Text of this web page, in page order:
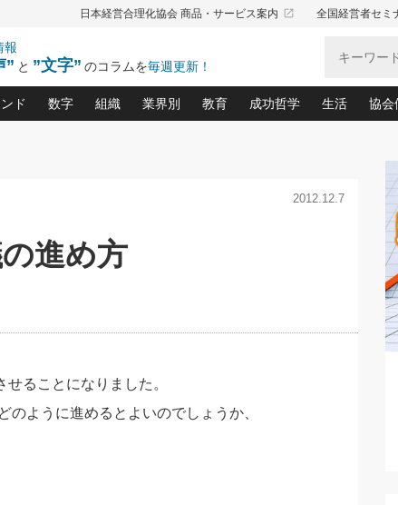
日本経営合理化協会 商品・サービス案内 launch 全国経営者セミ
報
” と ”文字” のコラムを毎週更新！
【追悼
える経
見明氏）
極意
きたい、知っておきたい、やってお
グジバチの『経営戦略の新常識』(12)
いしたいと思われる「一流の仕事術」(28)
哲学(100)
ド
森の「今月のヒット商品」(109)
数字
おカネが残る決算書にするために、やっておきたいこと(34)
会社を守り抜くための緊急対策(100)
強い決算書の会社はココが違う！(36)
賢い社長の「経理財務の見どころ・勘どころ・ツッコミどこ
ろ」(149)
組織
職場の生産性を下げるハラスメントの予防策(10)
賃金決定の定石(68)
顧客・社員・社会から支持される「ウェルビーイ
業界別
大久保一彦の“流行る”お店の仕組みづくり
教育
あなただからお願いしたいと思
クレーム対応 実践マニュアル
クレーム対応の新知識と新常識
デキル社員に育てる！ 社員教育
東川鷹年の「中小企業の人育て
社長のための“全員営業”(30)
成功哲学
中国哲学に学ぶ 不況は
令和時代の「社長の人
先人の名句名言の教え
渡部昇一の「日本の指
経営に活かす“十八史略
生活
おのころ
(50)
デジタル
リーダー
ワインを
必読！社
眼と耳で
社長の「氣
米国スポ
高橋一喜
協会
「
経
(7)
2012.12.7
進め方
ることになりました。
ように進めるとよいのでしょうか、